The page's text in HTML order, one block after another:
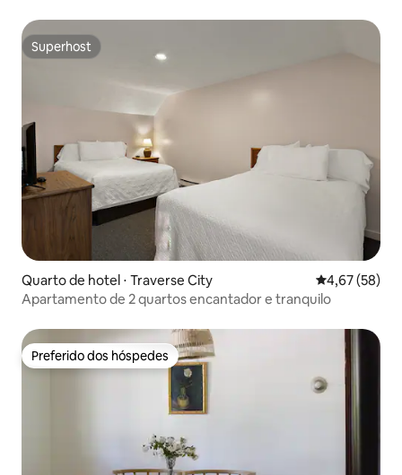
Superhost
Superhost
Quarto de hotel ⋅ Traverse City 4,67 de uma
4,67 (58)
Apartamento de 2 quartos encantador e tranquilo
Preferido dos hóspedes
Preferido dos hóspedes